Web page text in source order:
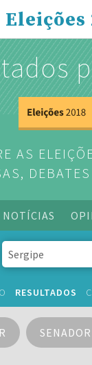
Eleições
AS
NOTÍCIAS
RESULTADOS
SENADOR